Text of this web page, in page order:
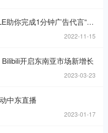
成1分钟广告代言“健康自检”
2022-11-15
开启东南亚市场新增长
2023-03-23
中东直播
2023-01-17